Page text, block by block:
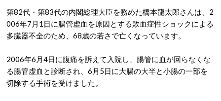
第82代・第83代の内閣総理大臣を務めた橋本龍太郎さんは、2
006年7月1日に腸管虚血を原因とする敗血症性ショックによる
多臓器不全のため、68歳の若さで亡くなっています。
2006年6月4日に腹痛を訴えて入院し、腸管に血が回らなくな
る腸管虚血と診断され、6月5日に大腸の大半と小腸の一部を
切除する手術を受けました。